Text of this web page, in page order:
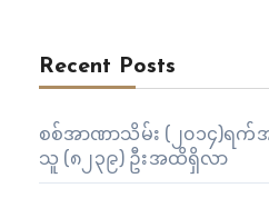
Recent Posts
စစ်အာဏာသိမ်း (၂၀၁၄)ရ
သူ (၈၂၃၉) ဦးအထိရှိလာ